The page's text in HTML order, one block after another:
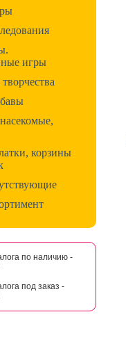
игры
корзины
по наличию -
под заказ -